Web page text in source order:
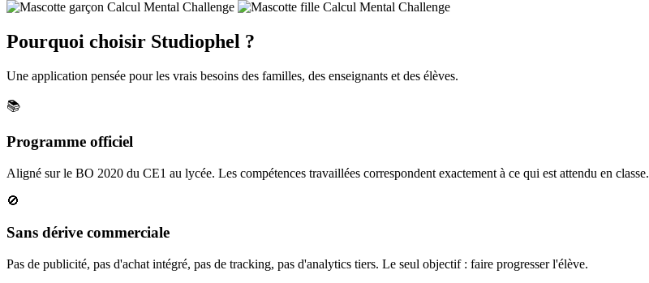
Pourquoi choisir Studiophel ?
Une application pensée pour les vrais besoins des familles, des enseignants et des élèves.
📚
Programme officiel
Aligné sur le BO 2020 du CE1 au lycée. Les compétences travaillées correspondent exactement à ce qui est attendu en classe.
🚫
Sans dérive commerciale
Pas de publicité, pas d'achat intégré, pas de tracking, pas d'analytics tiers. Le seul objectif : faire progresser l'élève.